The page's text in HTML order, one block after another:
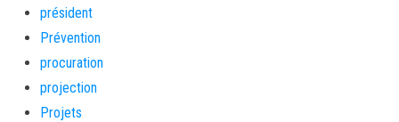
président
Prévention
procuration
projection
Projets